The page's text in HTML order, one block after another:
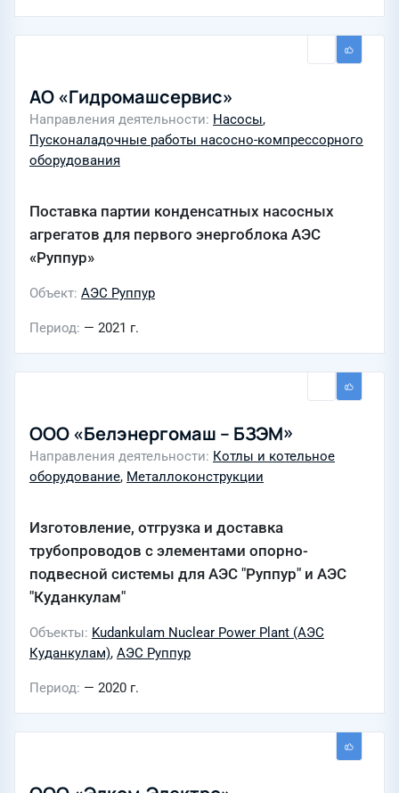
АО «Гидромашсервис»
Направления деятельности Насосы,
Пусконаладочные работы насосно-компрессорного
оборудования
Поставка партии конденсатных насосных
агрегатов для первого энергоблока АЭС
«Руппур»
Объект АЭС Руппур
Период — 2021 г.
ООО «Белэнергомаш – БЗЭМ»
Направления деятельности Котлы и котельное
оборудование, Металлоконструкции
Изготовление, отгрузка и доставка
трубопроводов с элементами опорно-
подвесной системы для АЭС "Руппур" и АЭС
"Куданкулам"
Объекты Kudankulam Nuclear Power Plant (АЭС
Куданкулам), АЭС Руппур
Период — 2020 г.